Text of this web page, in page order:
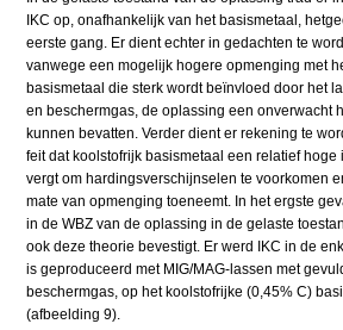
IKC op, onafhankelijk van het basismetaal,
eerste gang. Er dient echter in gedachten te
vanwege een mogelijk hogere opmenging met
basismetaal die sterk wordt beïnvloed door het
en beschermgas, de oplassing een onverwacht
kunnen bevatten. Verder dient er rekening te
feit dat koolstofrijk basismetaal een relatief hoge
vergt om hardingsverschijnselen te voorkomen
mate van opmenging toeneemt. In het ergste
in de WBZ van de oplassing in de gelaste
ook deze theorie bevestigt. Er werd IKC in de
is geproduceerd met MIG/MAG-lassen met
beschermgas, op het koolstofrijke (0,45% C)
(afbeelding 9).